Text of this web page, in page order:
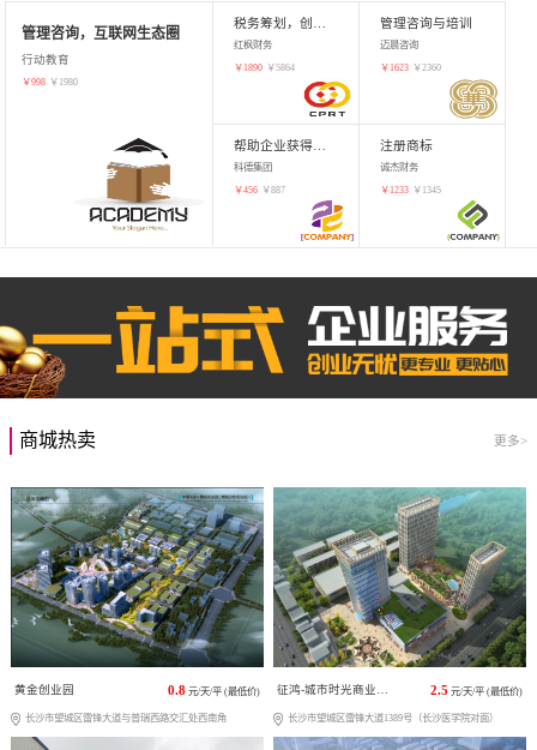
管理咨询，互联网生态圈
行动教育
￥998 ￥ 1980
红枫财务
￥ 1890 ￥5864
管理咨询与培训
迈晨咨询
￥ 1623 ￥2360
科德集团
￥456 ￥887
注册商标
诚杰财务
￥ 1233 ￥ 1345
商城热卖 更多>
黄金创业园 0.8 元/天/平 (最低价)
长沙市望城区雷锋大道与普瑞西路交汇处西南角
征鸿-城市时光商业广场 2.5 元/天/平 (最低价)
长沙市望城区雷锋大道1389号（长沙医学院对面）